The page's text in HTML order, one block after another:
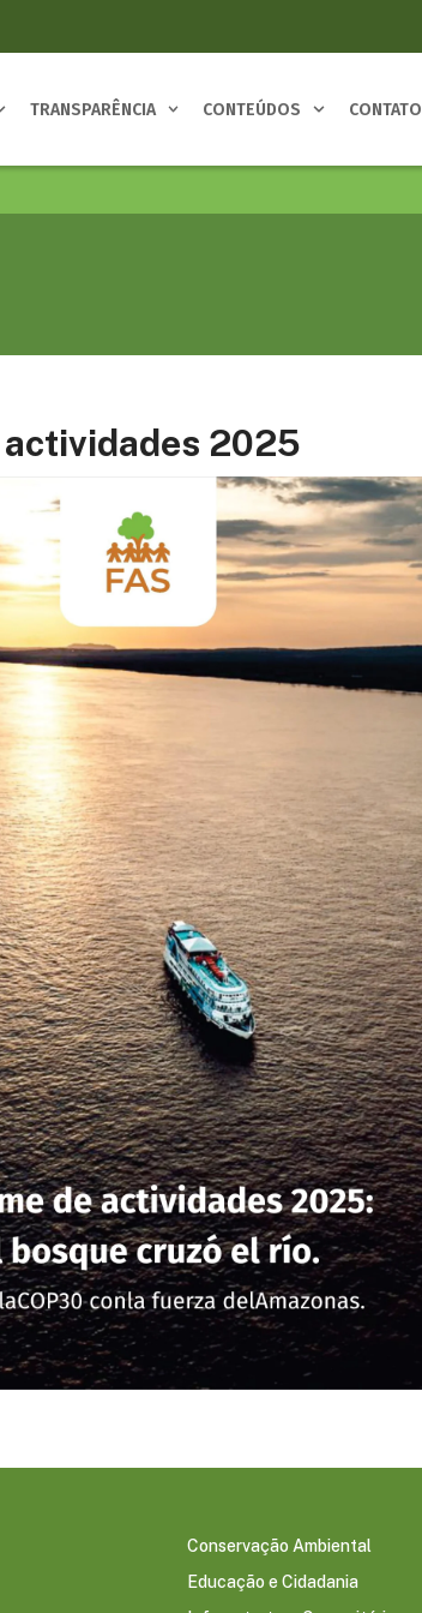
TRANSPARÊNCIA CONTEÚDOS CONTATO
2025
Conservação Ambiental
Educação e Cidadania